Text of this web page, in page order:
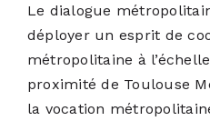
Le dialogue
déployer un esprit de
métropolitaine à
proximité de Toulouse
la vocation